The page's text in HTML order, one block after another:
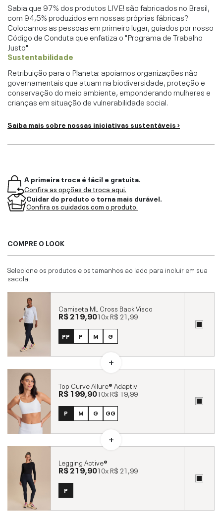
Sabia que 97% dos produtos LIVE! são fabricados no Brasil,
com 94,5% produzidos em nossas próprias fábricas?
Colocamos as pessoas em primeiro lugar, guiados por nosso
Código de Conduta que enfatiza o "Programa de Trabalho
Justo".
Sustentabilidade
Retribuição para o Planeta: apoiamos organizações não
governamentais que atuam na biodiversidade, proteção e
conservação do meio ambiente, emponderando mulheres e
crianças em situação de vulnerabilidade social.
Saiba mais sobre nossas iniciativas sustentáveis ›
A primeira troca é fácil e gratuita.
Confira as opções de troca aqui.
Cuidar do produto o torna mais durável.
Confira os cuidados com o produto.
COMPRE O LOOK
Selecione os produtos e os tamanhos ao lado para incluir em sua
sacola.
Camiseta ML Cross Back Visco
R$ 219,9010xR$ 21,99
PP P M G
Top Curve Allure® Adaptiv
R$ 199,9010xR$ 19,99
P M G GG
Legging Active®
R$ 219,9010xR$ 21,99
P